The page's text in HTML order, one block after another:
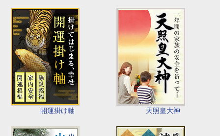
開運掛け軸 天照皇大神